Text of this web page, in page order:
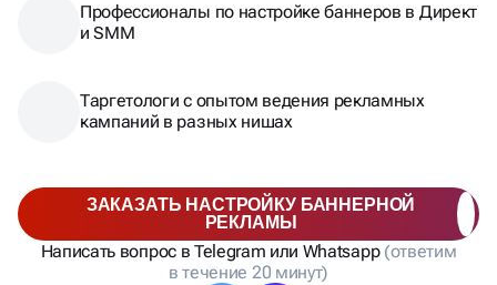
Профессионалы по настройке баннеров в Директ
и SMM
Таргетологи с опытом ведения рекламных
кампаний в разных нишах
ЗАКАЗАТЬ НАСТРОЙКУ БАННЕРНОЙ
РЕКЛАМЫ
Написать вопрос в Telegram или Whatsapp (ответим
в течение 20 минут)